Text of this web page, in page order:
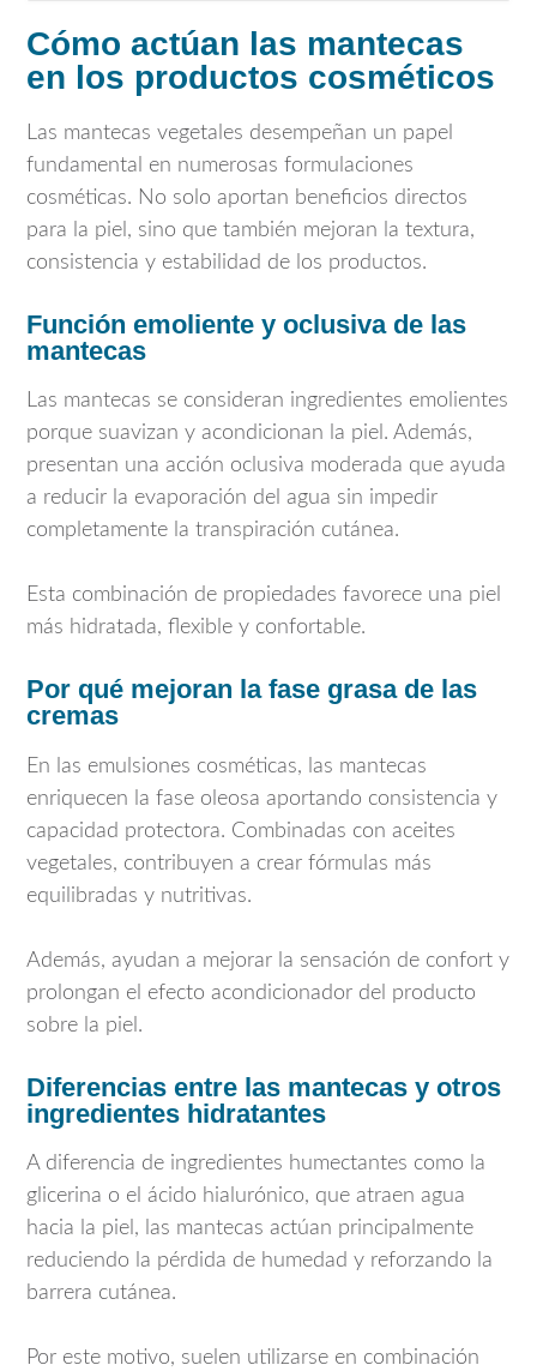
Cómo actúan las mantecas
en los productos cosméticos
Las mantecas vegetales desempeñan un papel
fundamental en numerosas formulaciones
cosméticas. No solo aportan beneficios directos
para la piel, sino que también mejoran la textura,
consistencia y estabilidad de los productos.
Función emoliente y oclusiva de las
mantecas
Las mantecas se consideran ingredientes emolientes
porque suavizan y acondicionan la piel. Además,
presentan una acción oclusiva moderada que ayuda
a reducir la evaporación del agua sin impedir
completamente la transpiración cutánea.
Esta combinación de propiedades favorece una piel
más hidratada, flexible y confortable.
Por qué mejoran la fase grasa de las
cremas
En las emulsiones cosméticas, las mantecas
enriquecen la fase oleosa aportando consistencia y
capacidad protectora. Combinadas con aceites
vegetales, contribuyen a crear fórmulas más
equilibradas y nutritivas.
Además, ayudan a mejorar la sensación de confort y
prolongan el efecto acondicionador del producto
sobre la piel.
Diferencias entre las mantecas y otros
ingredientes hidratantes
A diferencia de ingredientes humectantes como la
glicerina o el ácido hialurónico, que atraen agua
hacia la piel, las mantecas actúan principalmente
reduciendo la pérdida de humedad y reforzando la
barrera cutánea.
Por este motivo, suelen utilizarse en combinación